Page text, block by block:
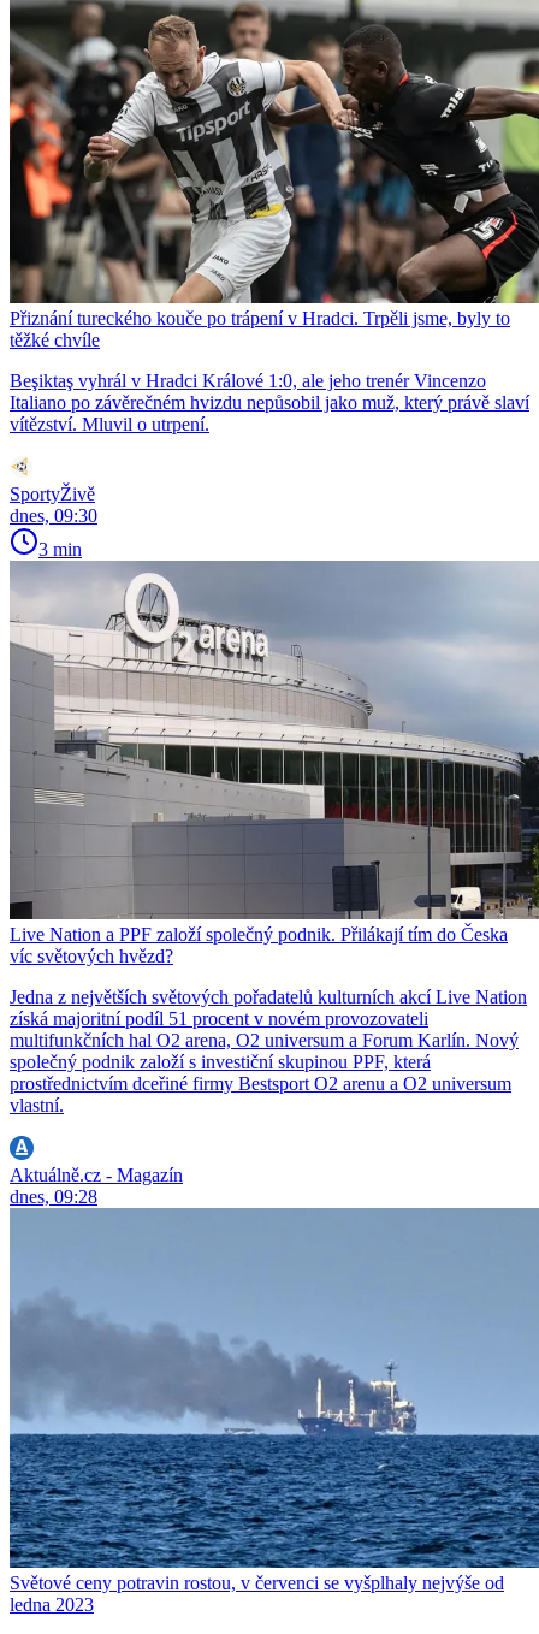
Přiznání tureckého kouče po trápení v Hradci. Trpěli jsme, byly to
těžké chvíle
Beşiktaş vyhrál v Hradci Králové 1:0, ale jeho trenér Vincenzo
Italiano po závěrečném hvizdu nepůsobil jako muž, který právě slaví
vítězství. Mluvil o utrpení.
SportyŽivě
dnes, 09:30
3 min
Live Nation a PPF založí společný podnik. Přilákají tím do Česka
víc světových hvězd?
Jedna z největších světových pořadatelů kulturních akcí Live Nation
získá majoritní podíl 51 procent v novém provozovateli
multifunkčních hal O2 arena, O2 universum a Forum Karlín. Nový
společný podnik založí s investiční skupinou PPF, která
prostřednictvím dceřiné firmy Bestsport O2 arenu a O2 universum
vlastní.
Aktuálně.cz - Magazín
dnes, 09:28
Světové ceny potravin rostou, v červenci se vyšplhaly nejvýše od
ledna 2023